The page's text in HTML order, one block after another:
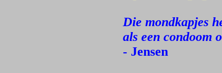
Die mondkapjes
als een condoom
- Jensen